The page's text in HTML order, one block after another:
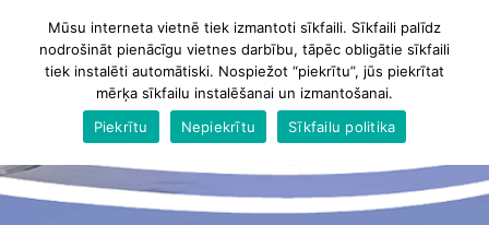
Mūsu interneta vietnē tiek izmantoti sīkfaili. Sīkfaili palīdz
nodrošināt pienācīgu vietnes darbību, tāpēc obligātie sīkfaili
tiek instalēti automātiski. Nospiežot “piekrītu”, jūs piekrītat
mērķa sīkfailu instalēšanai un izmantošanai.
Piekrītu
Nepiekrītu Sīkfailu politika